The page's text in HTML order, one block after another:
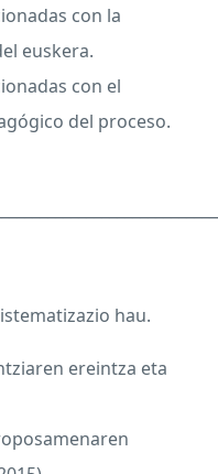
con la
euskera.
con el
del proceso.
hau.
ereintza eta